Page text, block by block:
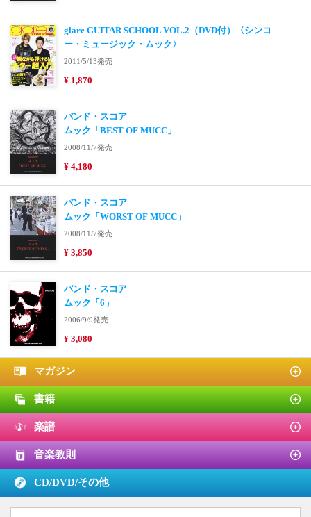
glare GUITAR SCHOOL VOL.2（DVD付）〈シンコ
ー・ミュージック・ムック〉
2011/5/13発売
¥ 1,870
バンド・スコア
ムック「BEST OF MUCC」
2008/11/7発売
¥ 4,180
バンド・スコア
ムック「WORST OF MUCC」
2008/11/7発売
¥ 3,850
バンド・スコア
ムック「6」
2006/9/9発売
¥ 3,080
マガジン
書籍
楽譜
音楽教則
CD/DVD/その他